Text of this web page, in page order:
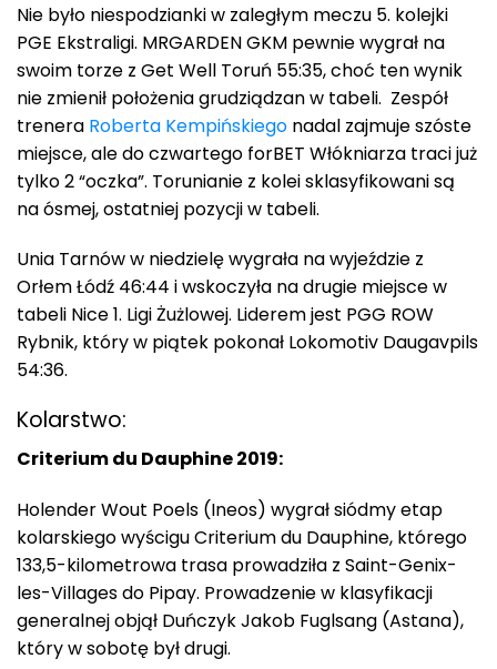
Nie było niespodzianki w zaległym meczu 5. kolejki
PGE Ekstraligi. MRGARDEN GKM pewnie wygrał na
swoim torze z Get Well Toruń 55:35, choć ten wynik
nie zmienił położenia grudziądzan w tabeli. Zespół
trenera Roberta Kempińskiego nadal zajmuje szóste
miejsce, ale do czwartego forBET Włókniarza traci już
tylko 2 “oczka”. Torunianie z kolei sklasyfikowani są
na ósmej, ostatniej pozycji w tabeli.
Unia Tarnów w niedzielę wygrała na wyjeździe z
Orłem Łódź 46:44 i wskoczyła na drugie miejsce w
tabeli Nice 1. Ligi Żużlowej. Liderem jest PGG ROW
Rybnik, który w piątek pokonał Lokomotiv Daugavpils
54:36.
Kolarstwo:
Criterium du Dauphine 2019:
Holender Wout Poels (Ineos) wygrał siódmy etap
kolarskiego wyścigu Criterium du Dauphine, którego
133,5-kilometrowa trasa prowadziła z Saint-Genix-
les-Villages do Pipay. Prowadzenie w klasyfikacji
generalnej objął Duńczyk Jakob Fuglsang (Astana),
który w sobotę był drugi.